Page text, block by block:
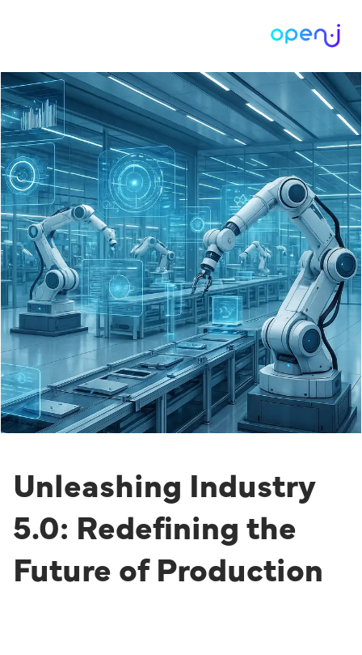
Unleashing Industry
5.0: Redefining the
Future of Production